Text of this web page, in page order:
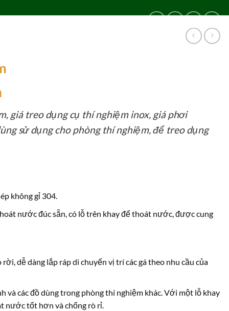
giá treo dụng cụ thí nghiệm inox, giá phơi
sử dụng cho phòng thí nghiệm, để treo dụng
không gỉ 304.
nước đúc sẵn, có lỗ trên khay để thoát nước, được cung
rời, dễ dànglắp rápdi chuyển vị trí các gátheo nhu cầu của
và các đồ dùng trong phòng thí nghiệm khác. Với một lỗ khay
nước tốt hơn và chống rò rỉ.